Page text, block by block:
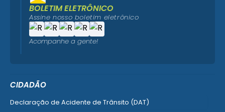
CIDADÃO
Declaração de Acidente de Trânsito (DAT)
BOLETIM ELETRÔNICO
Assine nosso boletim eletrônico
Acompanhe a gente!